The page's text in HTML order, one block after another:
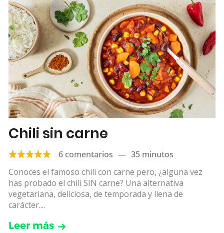
Chili sin carne
6 comentarios — 35 minutos
Conoces el famoso chili con carne pero, ¿alguna vez
has probado el chili SIN carne? Una alternativa
vegetariana, deliciosa, de temporada y llena de
carácter....
Leer más